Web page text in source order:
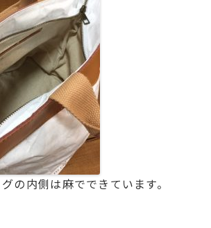
の内側は麻でできています。